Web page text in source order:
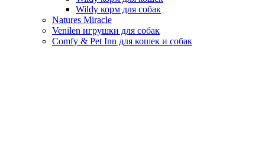
Wildy корм для собак
Natures Miracle
Venilen игрушки для собак
Comfy & Pet Inn для кошек и собак